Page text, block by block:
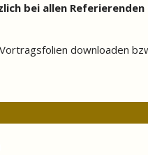
bei allen
downloaden